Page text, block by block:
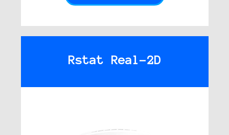
Rstat Real-2D